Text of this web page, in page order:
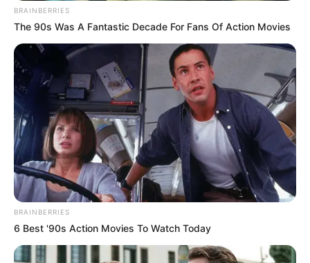
BRAINBERRIES
The 90s Was A Fantastic Decade For Fans Of Action Movies
BRAINBERRIES
6 Best '90s Action Movies To Watch Today